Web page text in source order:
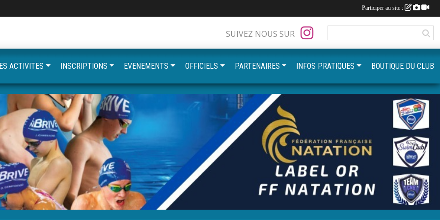
SUIVEZ NOUS SUR
ACTIVITES INSCRIPTIONS EVENEMENTS OFFICIELS PARTENAIRES INFOS PRATIQUES BOUTIQUE DU CLUB
Participer au site :